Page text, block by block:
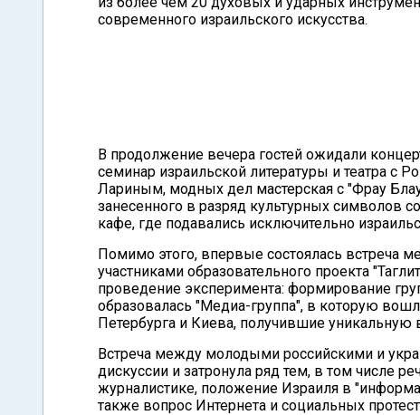
современного израильского искусства.
В продолжение вечера гостей ожидали
семинар израильской литературы и театра с
Лариным, модных дел мастерская с "Фрау
занесенного в разряд культурных символов
кафе, где подавались исключительно
Помимо этого, впервые состоялась встреча
участниками образовательного проекта
проведение эксперимента: формирование
образовалась "Медиа-группа", в которую
Петербурга и Киева, получившие
Встреча между молодыми российскими и
дискуссии и затронула ряд тем, в том числе
журналистике, положение Израиля в
также вопрос Интернета и социальных